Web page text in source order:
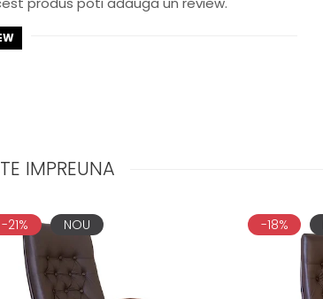
IMPREUNA
-21% NOU -18%